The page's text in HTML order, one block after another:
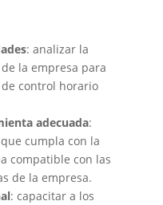
: analizar la
la empresa para
control horario
adecuada:
cumpla con la
compatible con las
de la empresa.​
: capacitar a los